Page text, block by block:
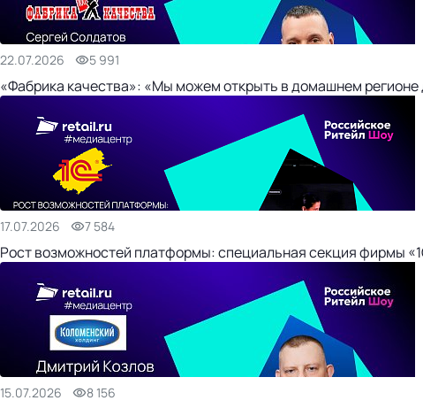
22.07.2026 5 991
«Фабрика качества»: «Мы можем открыть в домашнем регионе
17.07.2026 7 584
Рост возможностей платформы: специальная секция фирмы
15.07.2026 8 156